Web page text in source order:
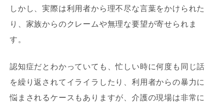
しかし、実際は利用者から理不尽な言葉をかけられた
り、家族からのクレームや無理な要望が寄せられま
す。
認知症だとわかっていても、忙しい時に何度も同じ話
を繰り返されてイライラしたり、利用者からの暴力に
悩まされるケースもありますが、介護の現場は非常に